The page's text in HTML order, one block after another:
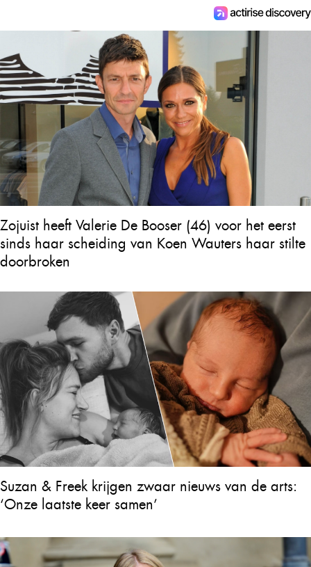
Zojuist heeft Valerie De Booser (46) voor het eerst
sinds haar scheiding van Koen Wauters haar stilte
doorbroken
Suzan & Freek krijgen zwaar nieuws van de arts:
‘Onze laatste keer samen’